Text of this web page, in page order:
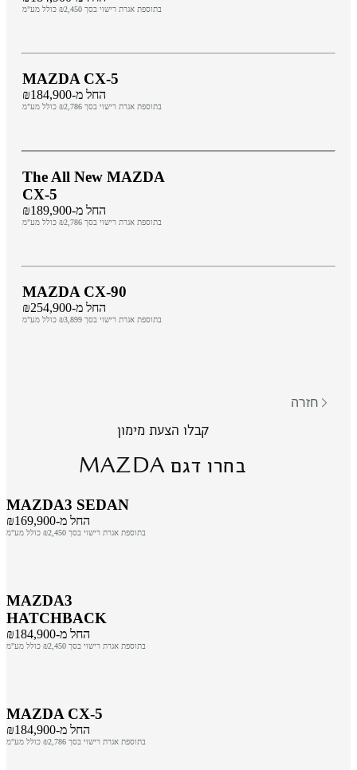
בתוספת אגרת רישוי בסך ₪2,450 כולל מע"מ
MAZDA CX-5
החל מ-₪184,900
בתוספת אגרת רישוי בסך ₪2,786 כולל מע"מ
The All New MAZDA
CX-5
החל מ-₪189,900
בתוספת אגרת רישוי בסך ₪2,786 כולל מע"מ
MAZDA CX-90
החל מ-₪254,900
בתוספת אגרת רישוי בסך ₪3,899 כולל מע"מ
חזרה
קבלו הצעת מימון
בחרו דגםMAZDA
MAZDA3 SEDAN
החל מ-₪169,900
בתוספת אגרת רישוי בסך ₪2,450 כולל מע"מ
MAZDA3
HATCHBACK
החל מ-₪184,900
בתוספת אגרת רישוי בסך ₪2,450 כולל מע"מ
MAZDA CX-5
החל מ-₪184,900
בתוספת אגרת רישוי בסך ₪2,786 כולל מע"מ